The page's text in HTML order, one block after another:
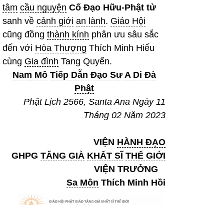
tâm cầu nguyện Cố Đạo Hữu-Phật tử
sanh về cảnh giới an lành. Giáo Hội
cũng đồng thành kính phân ưu sâu sắc
đến với Hòa Thượng Thích Minh Hiếu
cùng Gia đình Tang Quyến.
Nam Mô Tiếp Dẫn Đạo Sư A Di Đà
Phật
Phật Lịch 2566, Santa Ana Ngày 11
Tháng 02 Năm 2023
VIỆN HÀNH ĐẠO
GHPG TĂNG GIÀ KHẤT SĨ THẾ GIỚI
VIỆN TRƯỞNG
Sa Môn Thích Minh Hồi